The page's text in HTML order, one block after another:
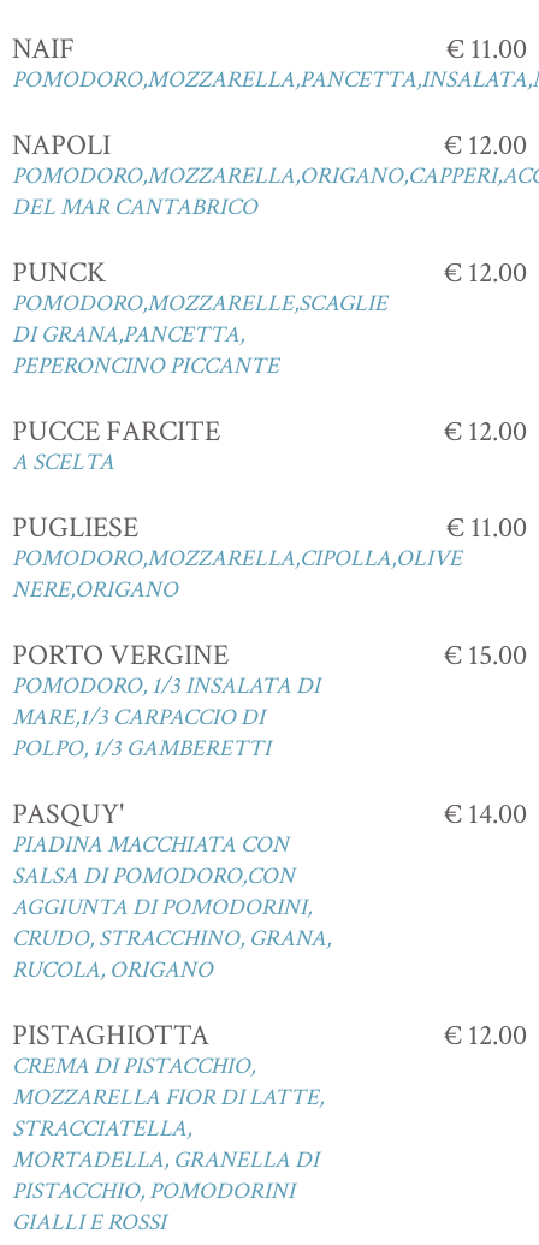
NAIF € 11.00
NAPOLI
DEL MAR CANTABRICO
€ 12.00
PUNCK
POMODORO,MOZZARELLE,SCAGLIE
DI GRANA,PANCETTA,
PEPERONCINO PICCANTE
€ 12.00
PUCCE FARCITE
A SCELTA
€ 12.00
PUGLIESE
POMODORO,MOZZARELLA,CIPOLLA,OLIVE
NERE,ORIGANO
€ 11.00
PORTO VERGINE
POMODORO, 1/3 INSALATA DI
MARE,1/3 CARPACCIO DI
POLPO, 1/3 GAMBERETTI
€ 15.00
PASQUY'
PIADINA MACCHIATA CON
SALSA DI POMODORO,CON
AGGIUNTA DI POMODORINI,
CRUDO, STRACCHINO, GRANA,
RUCOLA, ORIGANO
€ 14.00
PISTAGHIOTTA
CREMA DI PISTACCHIO,
MOZZARELLA FIOR DI LATTE,
STRACCIATELLA,
MORTADELLA, GRANELLA DI
PISTACCHIO, POMODORINI
GIALLI E ROSSI
€ 12.00